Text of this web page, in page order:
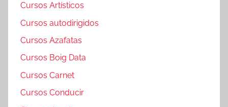
Cursos Artísticos
Cursos autodirigidos
Cursos Azafatas
Cursos Boig Data
Cursos Carnet
Cursos Conducir